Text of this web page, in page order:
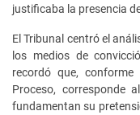
justificaba la presencia
El Tribunal centró el
los medios de
recordó que,
Proceso, corresponde
fundamentan su